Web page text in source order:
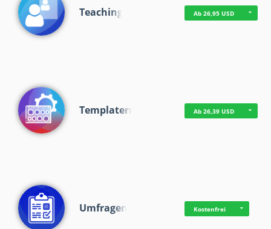
Teaching Ab 26,95 USD
Templaterr Ab 26,39 USD
Umfragen Kostenfrei